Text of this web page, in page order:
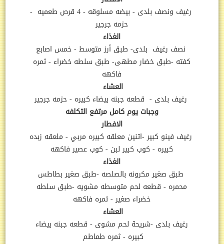
رغيف ونصف بلدى - بيضه مسلوقه - 4 قرص طعميه
-
حزمه جرجير
الغذاء
نصف رغيف بلدى- طبق أرز متوسط - خمس اصابع
كفته -طبق خضار مطهى- طبق سلطه خضراء - ثمره
فاكهه
العشاء
رغيف بلدى - قطعه جبنه بيضاء كبيره - حزمه جرجير
وجبات يوم كامل مرتفع التكلفه
الافطار
رغيف فينو كبير-اتنين معلقه كبيره مربي - ملعقه زبده
كبيره - كوب كبير لبن - كوب عصير فاكهه
الغذاء
طبق صغير مكرونه بالصلصه -طبق صغير بطاطس
محمره - قطعه لحم متوسطه مشويه -طبق سلطه
خضراء صغير - ثمره فاكهه
العشاء
رغيف بلدى -شريحة لحم مشوى - قطعه جبنه بيضاء
كبيره - ثمره طماطم